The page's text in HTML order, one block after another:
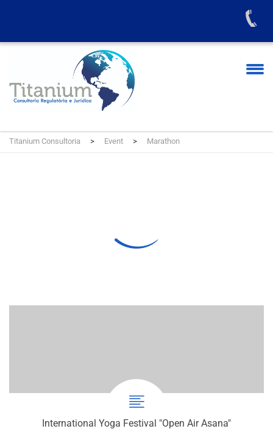
Titanium Consultoria > Event > Marathon
International Yoga Festival "Open Air Asana"